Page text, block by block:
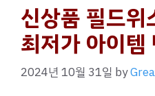
신상품 필드위
최저가 아이템
2024년 10월 31일 by